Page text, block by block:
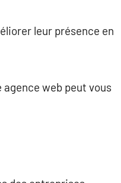
leur présence en
web peut vous